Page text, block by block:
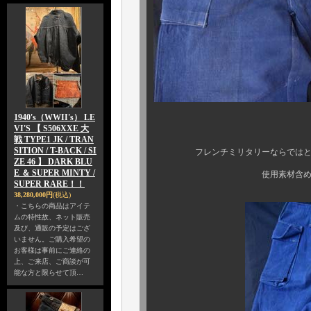
1940's（WWII's） LE
VI'S 【 S506XXE 大
戦 TYPE1 JK / TRAN
SITION / T-BACK / SI
ZE 46 】 DARK BLU
E ＆ SUPER MINTY /
SUPER RARE！！
38,280,000円(税込)
・こちらの商品はアイテ
ムの特性故、ネット販売
及び、通販の予定はござ
いません。ご購入希望の
お客様は事前にご連絡の
上、ご来店、ご商談が可
能な方と限らせて頂…
フレンチミリタリーならではとい
使用素材含め、まさに、ヨ